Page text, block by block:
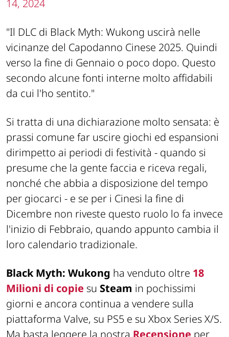
14, 2024
"Il DLC di Black Myth: Wukong uscirà nelle
vicinanze del Capodanno Cinese 2025. Quindi
verso la fine di Gennaio o poco dopo. Questo
secondo alcune fonti interne molto affidabili
da cui l'ho sentito."
Si tratta di una dichiarazione molto sensata: è
prassi comune far uscire giochi ed espansioni
dirimpetto ai periodi di festività - quando si
presume che la gente faccia e riceva regali,
nonché che abbia a disposizione del tempo
per giocarci - e se per i Cinesi la fine di
Dicembre non riveste questo ruolo lo fa invece
l'inizio di Febbraio, quando appunto cambia il
loro calendario tradizionale.
Black Myth: Wukong ha venduto oltre 18
Milioni di copie su Steam in pochissimi
giorni e ancora continua a vendere sulla
piattaforma Valve, su PS5 e su Xbox Series X/S.
Ma basta leggere la nostra Recensione per